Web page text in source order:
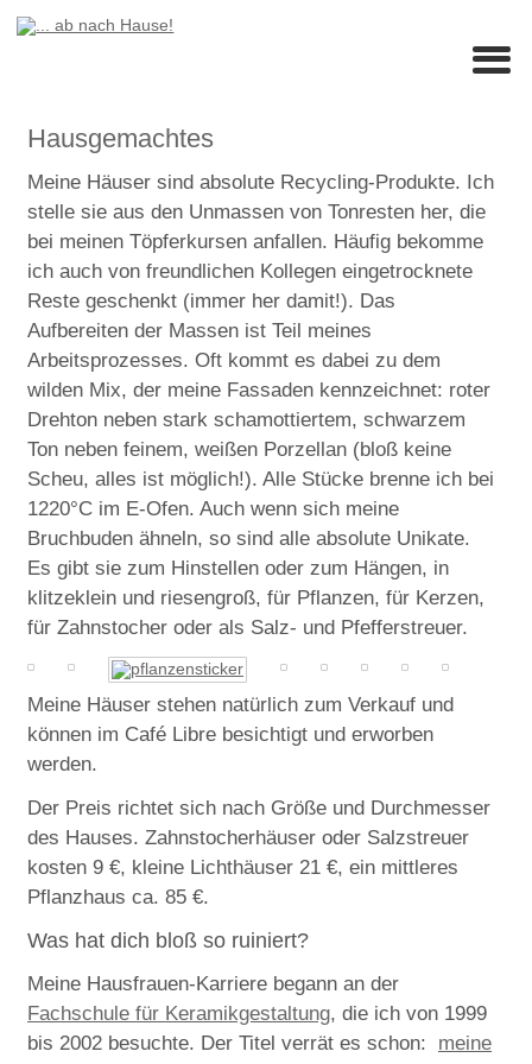
Hausgemachtes
Meine Häuser sind absolute Recycling-Produkte. Ich
stelle sie aus den Unmassen von Tonresten her, die
bei meinen Töpferkursen anfallen. Häufig bekomme
ich auch von freundlichen Kollegen eingetrocknete
Reste geschenkt (immer her damit!). Das
Aufbereiten der Massen ist Teil meines
Arbeitsprozesses. Oft kommt es dabei zu dem
wilden Mix, der meine Fassaden kennzeichnet: roter
Drehton neben stark schamottiertem, schwarzem
Ton neben feinem, weißen Porzellan (bloß keine
Scheu, alles ist möglich!). Alle Stücke brenne ich bei
1220°C im E-Ofen. Auch wenn sich meine
Bruchbuden ähneln, so sind alle absolute Unikate.
Es gibt sie zum Hinstellen oder zum Hängen, in
klitzeklein und riesengroß, für Pflanzen, für Kerzen,
für Zahnstocher oder als Salz- und Pfefferstreuer.
Meine Häuser stehen natürlich zum Verkauf und
können im Café Libre besichtigt und erworben
werden.
Der Preis richtet sich nach Größe und Durchmesser
des Hauses. Zahnstocherhäuser oder Salzstreuer
kosten 9 €, kleine Lichthäuser 21 €, ein mittleres
Pflanzhaus ca. 85 €.
Was hat dich bloß so ruiniert?
Meine Hausfrauen-Karriere begann an der
Fachschule für Keramikgestaltung, die ich von 1999
bis 2002 besuchte. Der Titel verrät es schon: meine